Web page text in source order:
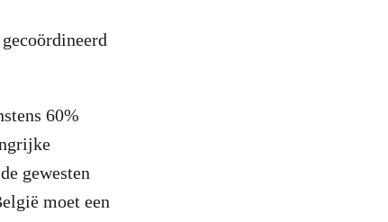
60%
gewesten
moet een